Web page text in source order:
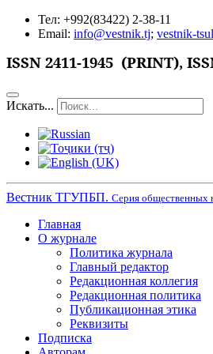
Тел: +992(83422) 2-38-11
Email: info@vestnik.tj; vestnik-
ISSN 2411-1945 (PRINT),
Искать...
Вестник ТГУПБП. Серия общественных
Главная
О журнале
Политика журнала
Главный редактор
Редакционная коллегия
Редакционная политика
Публикационная этика
Реквизиты
Подписка